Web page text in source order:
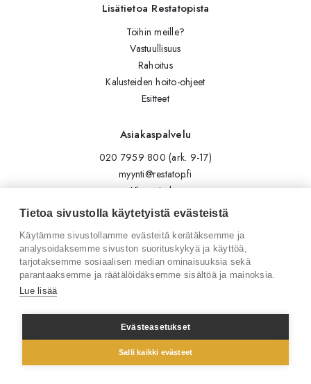
Lisätietoa Restatopista
Töihin meille?
Vastuullisuus
Rahoitus
Kalusteiden hoito-ohjeet
Esitteet
Asiakaspalvelu
020 7959 800 (ark. 9-17)
myynti@restatop.fi
Yhteystiedot
Lähetä viesti
Seuraa meitä
Tilaa uutiskirje
Facebook
© 2026 Restatop Oy
Tietoa sivustolla käytetyistä evästeistä
Käytämme sivustollamme evästeitä kerätäksemme ja
analysoidaksemme sivuston suorituskykyä ja käyttöä,
tarjotaksemme sosiaalisen median ominaisuuksia sekä
parantaaksemme ja räätälöidäksemme sisältöä ja mainoksia.
Lue lisää
Evästeasetukset
Salli kaikki evästeet